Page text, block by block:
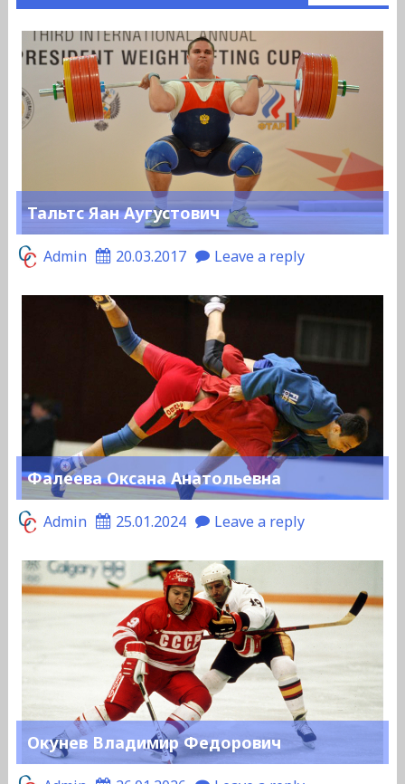
Тальтс Яан Аугустович
Admin 20.03.2017 Leave a reply
Фалеева Оксана Анатольевна
Admin 25.01.2024 Leave a reply
Окунев Владимир Федорович